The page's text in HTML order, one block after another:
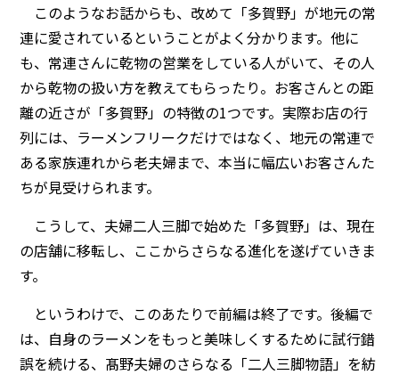
このようなお話からも、改めて「多賀野」が地元の常
連に愛されているということがよく分かります。他に
も、常連さんに乾物の営業をしている人がいて、その人
から乾物の扱い方を教えてもらったり。お客さんとの距
離の近さが「多賀野」の特徴の1つです。実際お店の行
列には、ラーメンフリークだけではなく、地元の常連で
ある家族連れから老夫婦まで、本当に幅広いお客さんた
ちが見受けられます。
こうして、夫婦二人三脚で始めた「多賀野」は、現在
の店舗に移転し、ここからさらなる進化を遂げていきま
す。
というわけで、このあたりで前編は終了です。後編で
は、自身のラーメンをもっと美味しくするために試行錯
誤を続ける、髙野夫婦のさらなる「二人三脚物語」を紡